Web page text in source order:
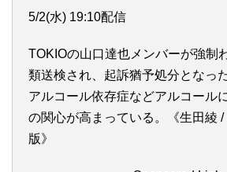
5/2(水) 19:10配信
TOKIOの山口達也メンバーが強制
類送検され、起訴猶予処分となっ
アルコール依存症などアルコール
の関心が高まっている。《生田綾
版》